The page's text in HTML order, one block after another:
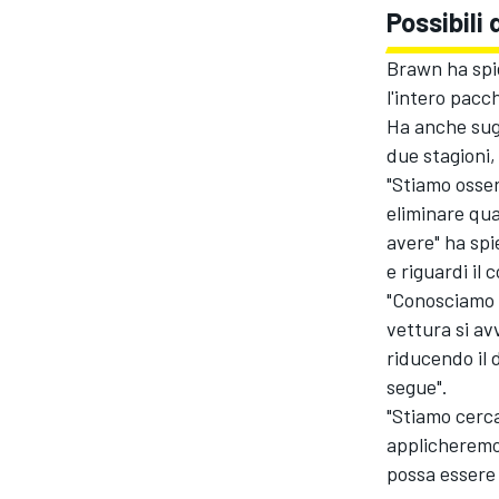
Possibili
Brawn ha
l'intero
Ha anche
due stagioni,
"Stiamo
eliminare
avere" ha
e riguardi il
vettura si
riducendo il
segue".
"Stiamo
possa